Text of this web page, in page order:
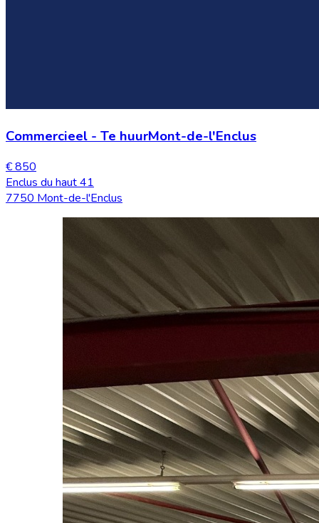
Commercieel - Te huurMont-de-l'Enclus
€ 850
Enclus du haut 41
7750 Mont-de-l'Enclus